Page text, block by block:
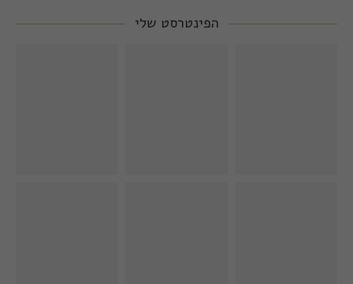
הפינטרסט שלי